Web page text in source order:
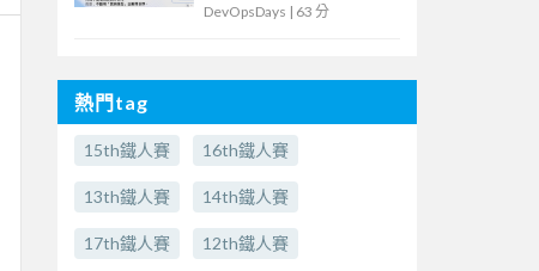
DevOpsDays | 63 分
熱門tag
15th鐵人賽 16th鐵人賽
13th鐵人賽 14th鐵人賽
17th鐵人賽 12th鐵人賽